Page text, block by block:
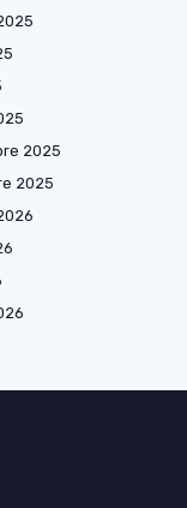
2025
2025